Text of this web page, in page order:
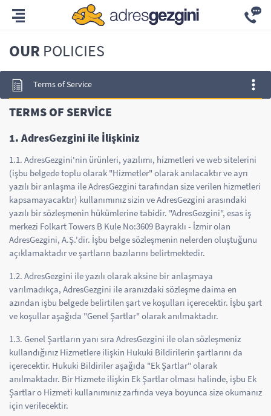
OUR POLICIES
Terms of Service
TERMS OF SERVİCE
1. AdresGezgini ile İlişkiniz
1.1. AdresGezgini'nin ürünleri, yazılımı, hizmetleri ve web sitelerini
(işbu belgede toplu olarak "Hizmetler" olarak anılacaktır ve ayrı
yazılı bir anlaşma ile AdresGezgini tarafından size verilen hizmetleri
kapsamayacaktır) kullanımınız sizin ve AdresGezgini arasındaki
yazılı bir sözleşmenin hükümlerine tabidir. "AdresGezgini", esas iş
merkezi Folkart Towers B Kule No:3609 Bayraklı - İzmir olan
AdresGezgini, A.Ş.'dir. İşbu belge sözleşmenin nelerden oluştuğunu
açıklamaktadır ve şartların bazılarını belirtmektedir.
1.2. AdresGezgini ile yazılı olarak aksine bir anlaşmaya
varılmadıkça, AdresGezgini ile aranızdaki sözleşme daima en
azından işbu belgede belirtilen şart ve koşulları içerecektir. İşbu şart
ve koşullar aşağıda "Genel Şartlar" olarak anılmaktadır.
1.3. Genel Şartların yanı sıra AdresGezgini ile olan sözleşmeniz
kullandığınız Hizmetlere ilişkin Hukuki Bildirilerin şartlarını da
içerecektir. Hukuki Bildiriler aşağıda "Ek Şartlar" olarak
anılmaktadır. Bir Hizmete ilişkin Ek Şartlar olması halinde, işbu Ek
Şartlar o Hizmeti kullanımınız zarfında veya boyunca size okumanız
için verilecektir.